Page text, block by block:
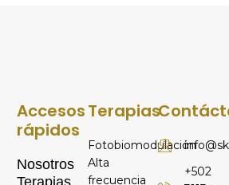
Accesos
rápidos
Nosotros
Terapias
Terapias
Fotobiomodulación
Alta
frecuencia
+502